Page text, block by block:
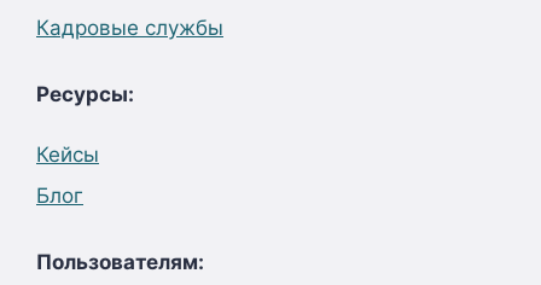
Кадровые службы
Ресурсы:
Кейсы
Блог
Пользователям: